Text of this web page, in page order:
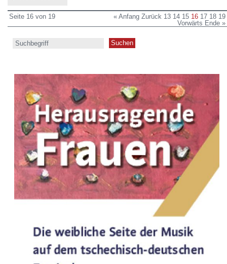
252
(November/Dezember
Seite 16 von 19 « Anfang Zurück 13 14 15 16 17 18 19
Vorwärts Ende »
Suche